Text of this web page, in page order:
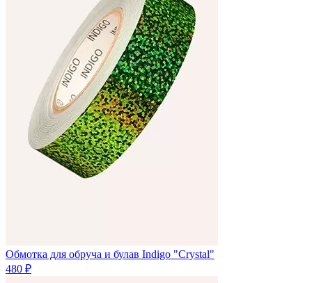
Обмотка для обруча и булав Indigo "Crystal"
480 ₽